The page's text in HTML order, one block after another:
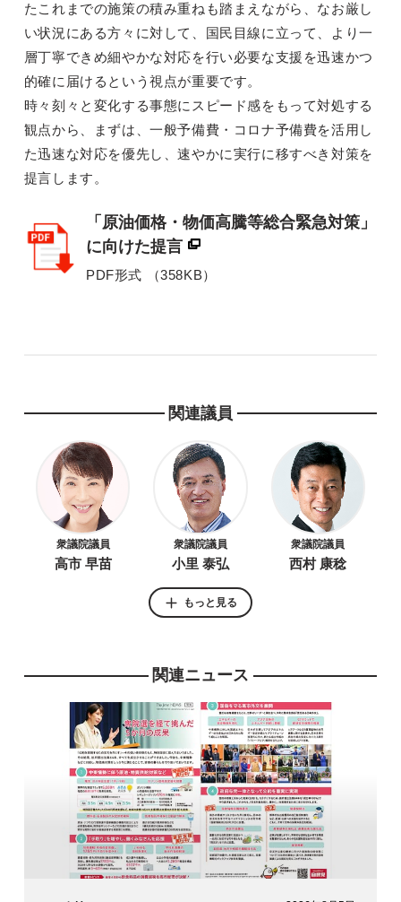
たこれまでの施策の積み重ねも踏まえながら、なお厳し
い状況にある方々に対して、国民目線に立って、より一
層丁寧できめ細やかな対応を行い必要な支援を迅速かつ
的確に届けるという視点が重要です。
時々刻々と変化する事態にスピード感をもって対処する
観点から、まずは、一般予備費・コロナ予備費を活用し
た迅速な対応を優先し、速やかに実行に移すべき対策を
提言します。
「原油価格・物価高騰等総合緊急対策」
に向けた提言
PDF形式 （358KB）
関連議員
衆議院議員
高市 早苗
衆議院議員
小里 泰弘
衆議院議員
西村 康稔
大串 正樹 佐々木 紀 尾身 朝子
参議院議員
上月 良祐
もっと見る
関連ニュース